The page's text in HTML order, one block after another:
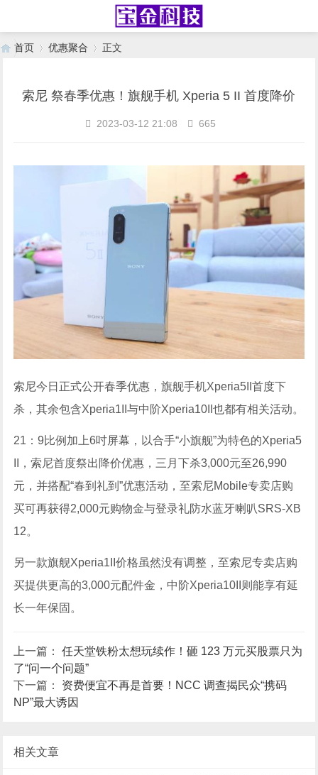
首页 优惠聚合 正文
索尼 祭春季优惠！旗舰手机 Xperia 5 II 首度降价
2023-03-12 21:08 665
索尼今日正式公开春季优惠，旗舰手机Xperia5II首度下
杀，其余包含Xperia1II与中阶Xperia10II也都有相关活动。
21：9比例加上6吋屏幕，以合手“小旗舰”为特色的Xperia5
II，索尼首度祭出降价优惠，三月下杀3,000元至26,990
元，并搭配“春到礼到”优惠活动，至索尼Mobile专卖店购
买可再获得2,000元购物金与登录礼防水蓝牙喇叭SRS-XB
12。
另一款旗舰Xperia1II价格虽然没有调整，至索尼专卖店购
买提供更高的3,000元配件金，中阶Xperia10II则能享有延
长一年保固。
上一篇：任天堂铁粉太想玩续作！砸 123 万元买股票只为
了“问一个问题”
下一篇： 资费便宜不再是首要！NCC 调查揭民众“携码
NP”最大诱因
相关文章